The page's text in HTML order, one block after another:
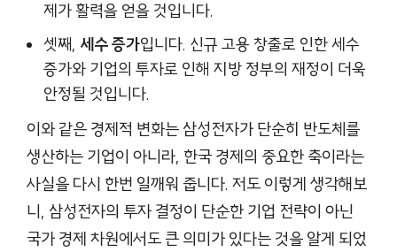
제가 활력을 얻을 것입니다.
셋째, 세수 증가입니다. 신규 고용 창출로 인한 세수
증가와 기업의 투자로 인해 지방 정부의 재정이 더욱
안정될 것입니다.
이와 같은 경제적 변화는 삼성전자가 단순히 반도체를
생산하는 기업이 아니라, 한국 경제의 중요한 축이라는
사실을 다시 한번 일깨워 줍니다. 저도 이렇게 생각해보
니, 삼성전자의 투자 결정이 단순한 기업 전략이 아닌
국가 경제 차원에서도 큰 의미가 있다는 것을 알게 되었